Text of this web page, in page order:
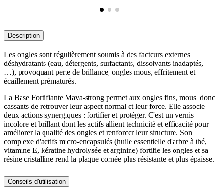
Description
Les ongles sont régulièrement soumis à des facteurs externes
déshydratants (eau, détergents, surfactants, dissolvants inadaptés,
…), provoquant perte de brillance, ongles mous, effritement et
écaillement prématurés.
La Base Fortifiante Mava-strong permet aux ongles fins, mous, donc
cassants de retrouver leur aspect normal et leur force. Elle associe
deux actions synergiques : fortifier et protéger. C'est un vernis
incolore et brillant dont les actifs allient technicité et efficacité pour
améliorer la qualité des ongles et renforcer leur structure. Son
complexe d'actifs micro-encapsulés (huile essentielle d'arbre à thé,
vitamine E, kératine hydrolysée et arginine) fortifie les ongles et sa
résine cristalline rend la plaque cornée plus résistante et plus épaisse.
Conseils d'utilisation